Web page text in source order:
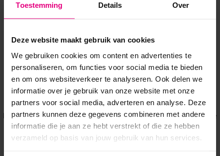
Toestemming Details Over
Deze website maakt gebruik van cookies
We gebruiken cookies om content en advertenties te
personaliseren, om functies voor social media te bieden
en om ons websiteverkeer te analyseren. Ook delen we
informatie over je gebruik van onze website met onze
partners voor social media, adverteren en analyse. Deze
partners kunnen deze gegevens combineren met andere
informatie die je aan ze hebt verstrekt of die ze hebben
verzameld op basis van jouw gebruik van hun services.
Application error: a client-side exception has occurred while
loadingwww.voordeeluitjes.nl (see the browser console for more
information).